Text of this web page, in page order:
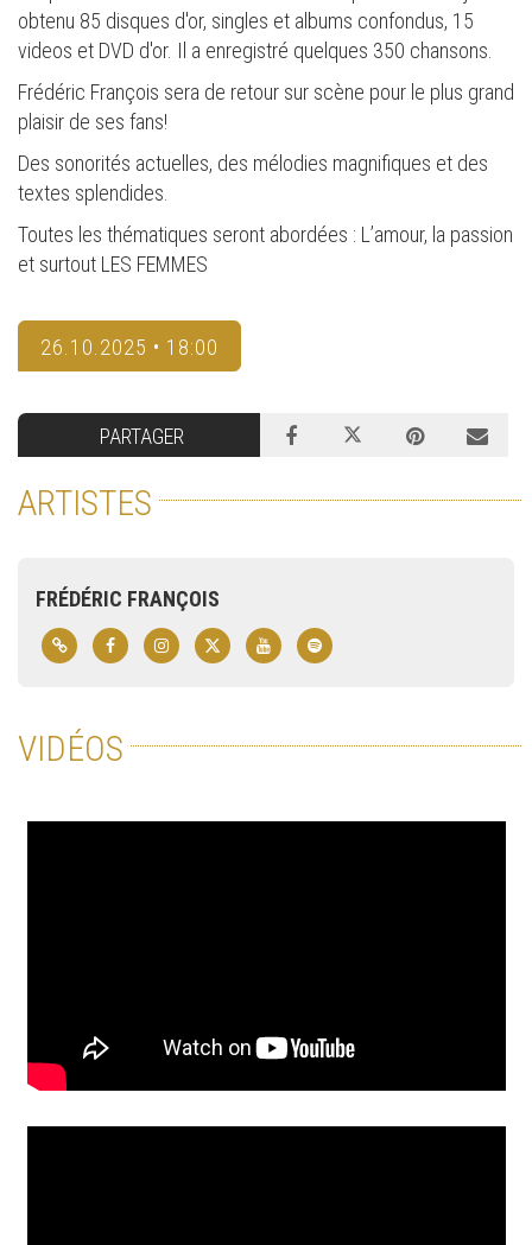
obtenu 85 disques d'or, singles et albums confondus, 15
videos et DVD d'or. Il a enregistré quelques 350 chansons.
Frédéric François sera de retour sur scène pour le plus grand
plaisir de ses fans!
Des sonorités actuelles, des mélodies magnifiques et des
textes splendides.
Toutes les thématiques seront abordées : L’amour, la passion
et surtout LES FEMMES
26.10.2025 • 18:00
PARTAGER
ARTISTES
FRÉDÉRIC FRANÇOIS
VIDÉOS